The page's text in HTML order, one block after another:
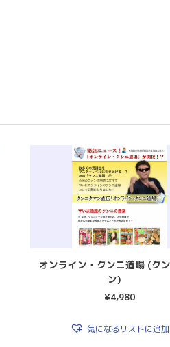
オンライン・クンニ道場 (ク
ン)
¥4,980
気になるリストに追加